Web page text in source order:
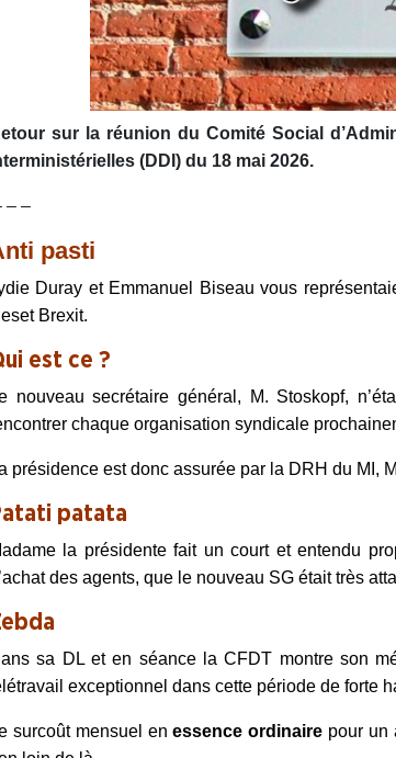
sur la réunion du Comité Social
(DDI) du 18 mai 2026.
– –
pasti
Duray et Emmanuel Biseau vous
Brexit.
est ce ?
nouveau secrétaire général, M. Stoskopf,
chaque organisation syndicale
présidence est donc assurée par la DRH du MI,
patata
la présidente fait un court etentendu
des agents, que le nouveau SG était très
sa DL et en séance la CFDT montre son
exceptionnel dans cette période de forte
surcoût mensuel enessence ordinaire pour un